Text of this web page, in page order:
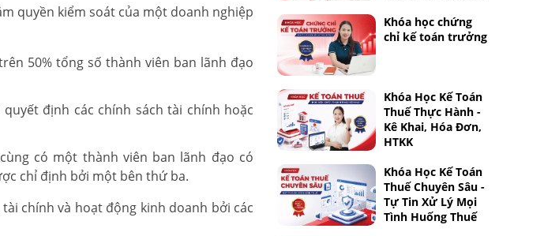
quyền kiểm soát của một doanh nghiệp
50% tổng số thành viên ban lãnh đạo
định các chính sách tài chính hoặc
có một thành viên ban lãnh đạo có
chỉ định bởi một bên thứ ba.
chính và hoạt động kinh doanh bởi các
Khóa học chứng
chỉ kế toán trưởng
Khóa Học Kế Toán
Thuế Thực Hành -
Kê Khai, Hóa Đơn,
HTKK
Khóa Học Kế Toán
Thuế Chuyên Sâu -
Tự Tin Xử Lý Mọi
Tình Huống Thuế